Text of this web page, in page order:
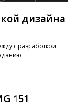
дизайна
с разработкой
151